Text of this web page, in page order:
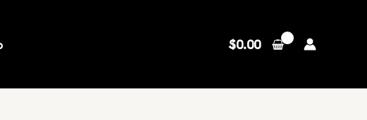
$0.00